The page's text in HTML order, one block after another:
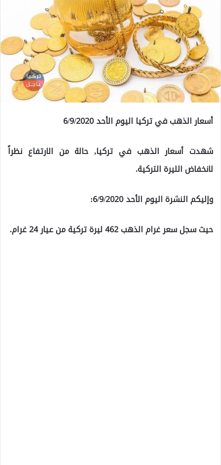
أسعار الذهب في تركيا اليوم الأحد 6/9/2020
شهدت أسعار الذهب في تركيا, حالة من الارتفاع نظراً
لانخفاض الليرة التركية.
وإليكم النشرة اليوم الأحد 6/9/2020:
حيث سجل سعر غرام الذهب 462 ليرة تركية من عيار 24 غرام.